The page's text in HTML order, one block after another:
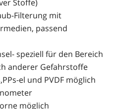
Stoffe)
Filterung mit
passend
speziell für den Bereich
anderer Gefahrstoffe
el und PVDF möglich
möglich